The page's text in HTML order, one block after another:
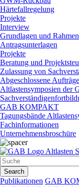
Härtefallregelung
Projekte
Interview
Grundlagen und
Antragsunterlagen
Projekte
Beratung und
Zulassung von
Abgeschlossene Aufträge
Altlastensymposien der
GAB KOMPAKT
Tagungsbände
Fachinformationen
Unternehmensbroschüre
Altlasten
Search
Publikationen GAB